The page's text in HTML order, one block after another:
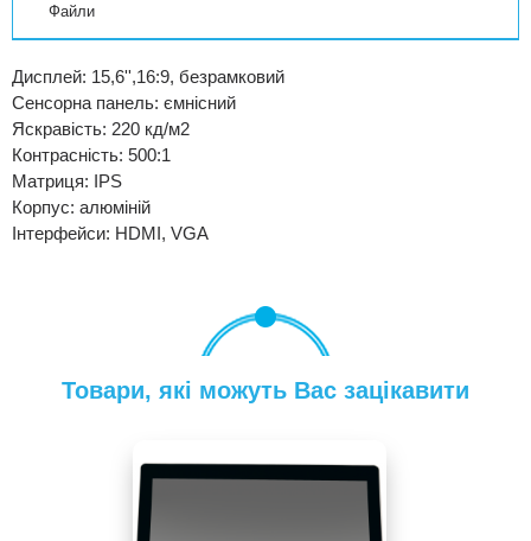
Файли
Дисплей: 15,6'',16:9, безрамковий
Сенсорна панель: ємнісний
Яскравість: 220 кд/м2
Контрасність: 500:1
Матриця: IPS
Корпус: алюміній
Інтерфейси: HDMI, VGA
Товари, які можуть Вас зацікавити